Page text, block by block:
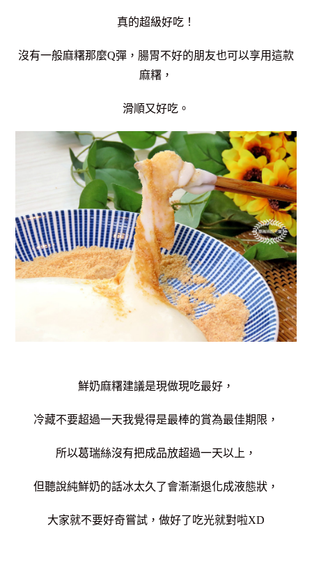
真的超級好吃！
沒有一般麻糬那麼Q彈，腸胃不好的朋友也可以享用這款
麻糬，
滑順又好吃。
鮮奶麻糬建議是現做現吃最好，
冷藏不要超過一天我覺得是最棒的賞為最佳期限，
所以葛瑞絲沒有把成品放超過一天以上，
但聽說純鮮奶的話冰太久了會漸漸退化成液態狀，
大家就不要好奇嘗試，做好了吃光就對啦XD